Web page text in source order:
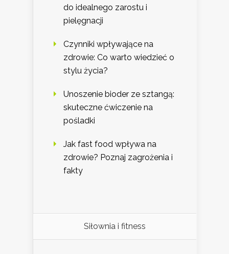
do idealnego zarostu i
pielęgnacji
Czynniki wpływające na
zdrowie: Co warto wiedzieć o
stylu życia?
Unoszenie bioder ze sztangą:
skuteczne ćwiczenie na
pośladki
Jak fast food wpływa na
zdrowie? Poznaj zagrożenia i
fakty
Siłownia i fitness